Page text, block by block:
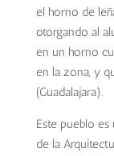
el horno de
otorgando al
en un horno
en la zona, y
(Guadalajara).
Este pueblo
de la